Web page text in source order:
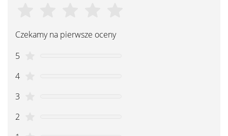
Czekamy na pierwsze oceny
5
4
3
2